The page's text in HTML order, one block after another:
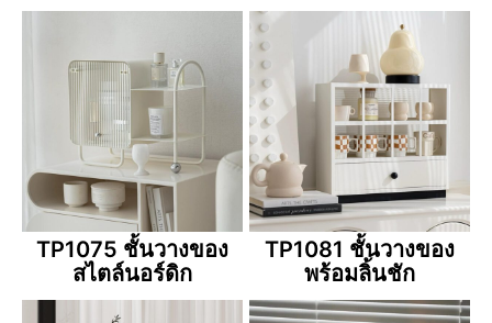
TP1075 ชั้นวางของ
สไตล์นอร์ดิก
TP1081 ชั้นวางของ
พร้อมลิ้นชัก